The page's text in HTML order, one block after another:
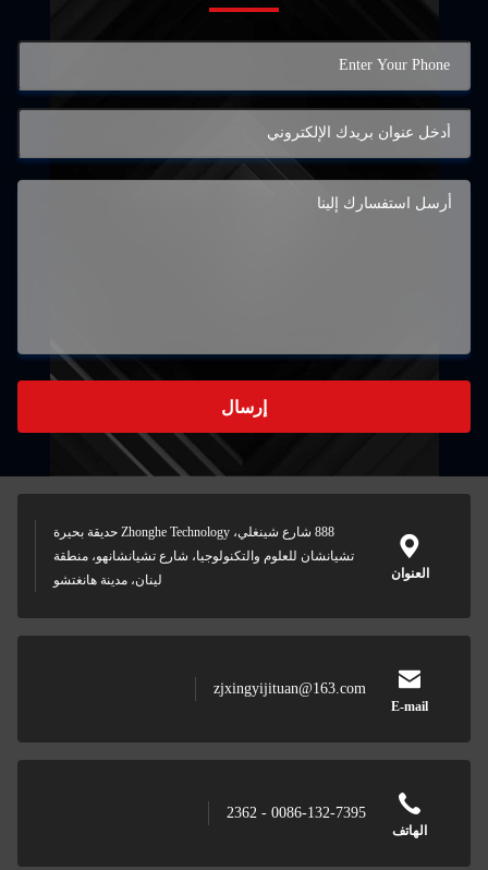
إرسال
العنوان
888 شارع شينغلي، Zhonghe Technology حديقة بحيرة
تشيانشان للعلوم والتكنولوجيا، شارع تشيانشانهو، منطقة
لينان، مدينة هانغتشو
E-mail
zjxingyijituan@163.com
الهاتف
0086-132-7395 - 2362